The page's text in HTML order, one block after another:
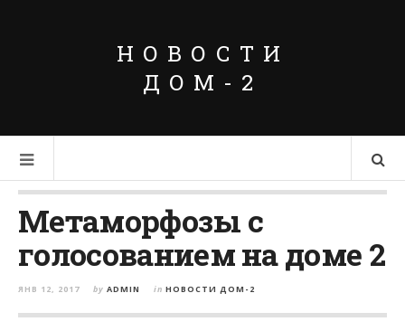
НОВОСТИ
ДОМ-2
Метаморфозы с
голосованием на доме 2
ЯНВ 12, 2017 by ADMIN in НОВОСТИ ДОМ-2